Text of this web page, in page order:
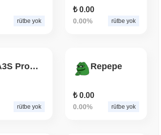
rütbe yok
₺ 0.00
0.00% rütbe yok
A3S Protocol
rütbe yok
Repepe
₺ 0.00
0.00% rütbe yok